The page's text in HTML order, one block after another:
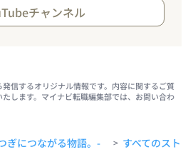
チャンネル
信するオリジナル情報です。内容に関するご質
します。マイナビ転職編集部では、お問い合わ
ぎにつながる物語。- > すべてのスト